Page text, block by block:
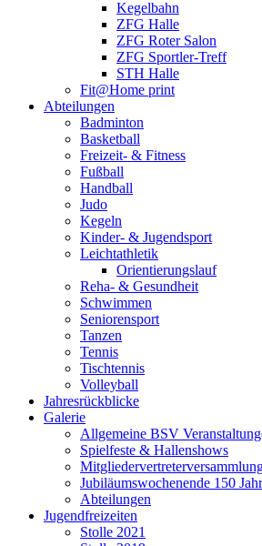
Kegelbahn
ZFG Halle
ZFG Roter Salon
ZFG Sportler-Treff
STH Halle
Fit@Home print
Abteilungen
Badminton
Basketball
Freizeit- & Fitness
Fußball
Handball
Judo
Kegeln
Kinder- & Jugendsport
Leichtathletik
Orientierungslauf
Reha- & Gesundheit
Schwimmen
Seniorensport
Tanzen
Tennis
Tischtennis
Volleyball
Jahresrückblicke
Galerie
Allgemeine BSV
Spielfeste & Hallenshows
Jubiläumswochenende 150
Abteilungen
Jugendfreizeiten
Stolle 2021